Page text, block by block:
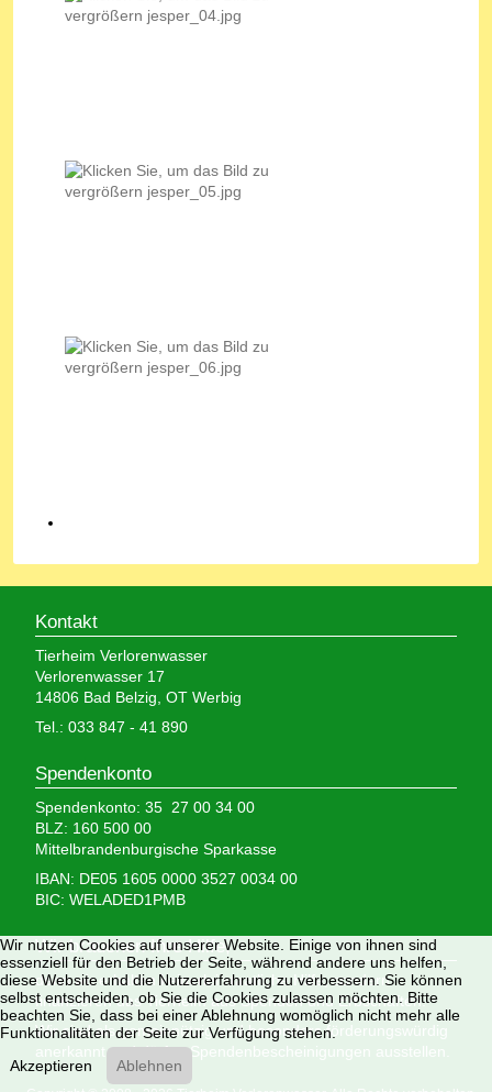
Kontakt
Tierheim Verlorenwasser
Verlorenwasser 17
14806 Bad Belzig, OT Werbig
Tel.: 033 847 - 41 890
Spendenkonto
Spendenkonto: 35 27 00 34 00
BLZ: 160 500 00
Mittelbrandenburgische Sparkasse
IBAN: DE05 1605 0000 3527 0034 00
BIC: WELADED1PMB
Wir brauchen Ihre Hilfe,
denn wir erhalten keinerlei staatliche Hilfe, sondern
finanzieren das Tierheim aus Spenden und Erbschaften.
Wir sind als gemeinnützig und besonders förderungswürdig
anerkannt und dürfen Spendenbescheinigungen ausstellen.
Wir nutzen Cookies auf unserer Website. Einige von ihnen sind
essenziell für den Betrieb der Seite, während andere uns helfen,
diese Website und die Nutzererfahrung zu verbessern. Sie können
selbst entscheiden, ob Sie die Cookies zulassen möchten. Bitte
beachten Sie, dass bei einer Ablehnung womöglich nicht mehr alle
Funktionalitäten der Seite zur Verfügung stehen.
Akzeptieren
Ablehnen